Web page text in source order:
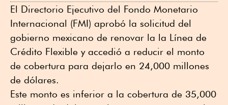
El Directorio Ejecutivo del Fondo Monetario
Internacional (FMI) aprobó la solicitud del
gobierno mexicano de renovar la la Línea de
Crédito Flexible y accedió a reducir el monto
de cobertura para dejarlo en 24,000 millones
de dólares.
Este monto es inferior a la cobertura de 35,000